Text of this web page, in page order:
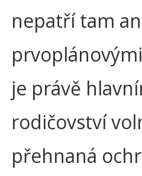
nepatří tam
je právě
rodičovství
přehnaná